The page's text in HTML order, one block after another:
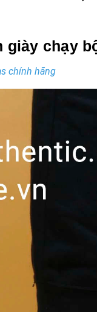
giày chạy
chính hãng